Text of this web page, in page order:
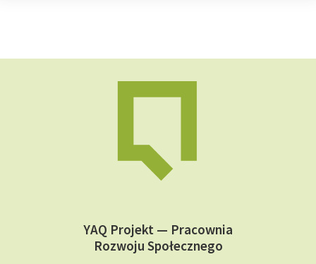
YAQ Projekt — Pracownia
Rozwoju Społecznego